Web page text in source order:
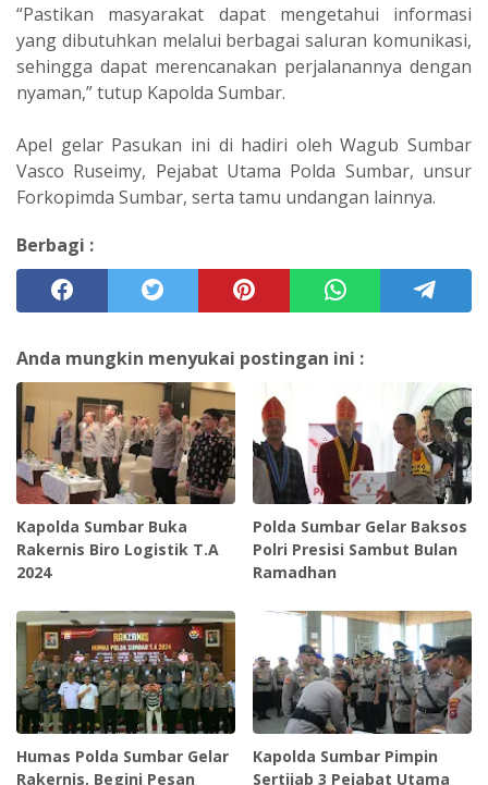
“Pastikan masyarakat dapat mengetahui informasi
yang dibutuhkan melalui berbagai saluran komunikasi,
sehingga dapat merencanakan perjalanannya dengan
nyaman,” tutup Kapolda Sumbar.
Apel gelar Pasukan ini di hadiri oleh Wagub Sumbar
Vasco Ruseimy, Pejabat Utama Polda Sumbar, unsur
Forkopimda Sumbar, serta tamu undangan lainnya.
Berbagi :
Anda mungkin menyukai postingan ini :
Kapolda Sumbar Buka
Rakernis Biro Logistik T.A
2024
Polda Sumbar Gelar Baksos
Polri Presisi Sambut Bulan
Ramadhan
Humas Polda Sumbar Gelar
Rakernis, Begini Pesan
Kapolda Sumbar Pimpin
Sertijab 3 Pejabat Utama